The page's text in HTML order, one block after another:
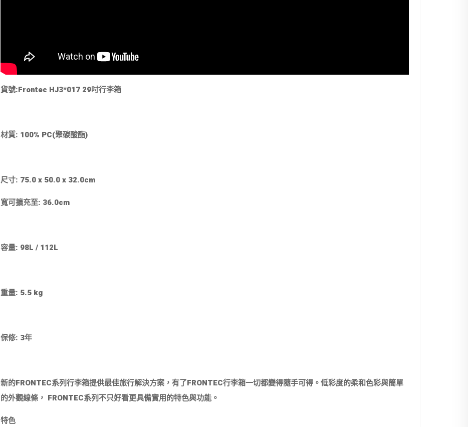
貨號:Frontec HJ3*017 29吋行李箱
材質: 100% PC(聚碳酸酯)
尺寸: 75.0 x 50.0 x 32.0cm
寬可擴充至: 36.0cm
容量: 98L / 112L
重量: 5.5 kg
保修: 3年
新的FRONTEC系列行李箱提供最佳旅行解決方案，有了FRONTEC行李箱一切都變得隨手可得。低彩度的柔和色彩與簡單
的外觀線條， FRONTEC系列不只好看更具備實用的特色與功能。
特色